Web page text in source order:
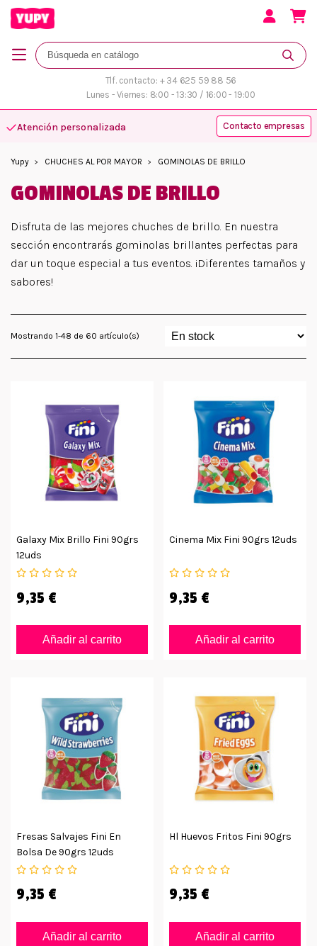
Tlf. contacto: + 34 625 59 88 56
Lunes - Viernes: 8:00 - 13:30 / 16:00 - 19:00
Atención personalizada Contacto empresas
Yupy CHUCHES AL POR MAYOR GOMINOLAS DE BRILLO
GOMINOLAS DE BRILLO
Disfruta de las mejores chuches de brillo. En nuestra
sección encontrarás gominolas brillantes perfectas para
dar un toque especial a tus eventos. ¡Diferentes tamaños y
sabores!
Mostrando 1-48 de 60 artículo(s)
Galaxy Mix Brillo Fini 90grs
12uds
9,35 €
Añadir al carrito
Cinema Mix Fini 90grs 12uds
9,35 €
Añadir al carrito
Fresas Salvajes Fini En
Bolsa De 90grs 12uds
9,35 €
Añadir al carrito
Hl Huevos Fritos Fini 90grs
9,35 €
Añadir al carrito